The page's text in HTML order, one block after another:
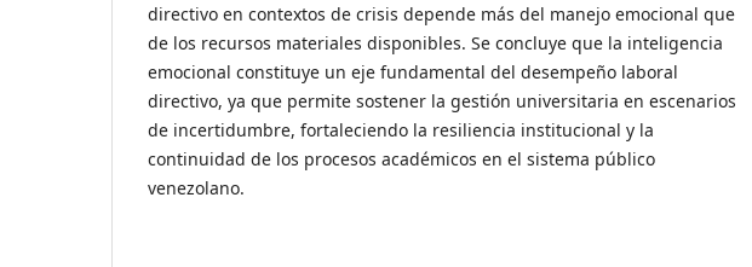
directivo en contextos de crisis depende más del manejo emocional que
de los recursos materiales disponibles. Se concluye que la inteligencia
emocional constituye un eje fundamental del desempeño laboral
directivo, ya que permite sostener la gestión universitaria en escenarios
de incertidumbre, fortaleciendo la resiliencia institucional y la
continuidad de los procesos académicos en el sistema público
venezolano.